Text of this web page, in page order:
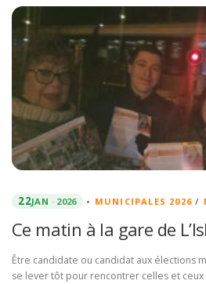
22JAN 2026 • MUNICIPALES 2026/
Ce matin à la gare de
Être candidate ou candidat aux élections
se lever tôt pour rencontrer celles et